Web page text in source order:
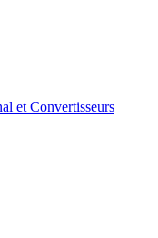
et Convertisseurs